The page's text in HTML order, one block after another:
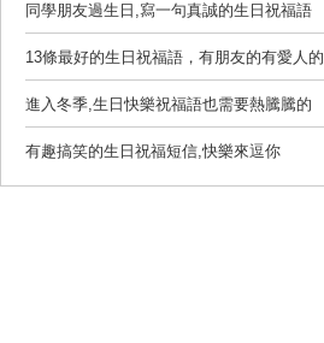
同學朋友過生日,寫一句真誠的生日祝福語
13條最好的生日祝福語，有朋友的有愛人的
進入冬季,生日快樂祝福語也需要熱騰騰的
有趣搞笑的生日祝福短信,快樂來逗你